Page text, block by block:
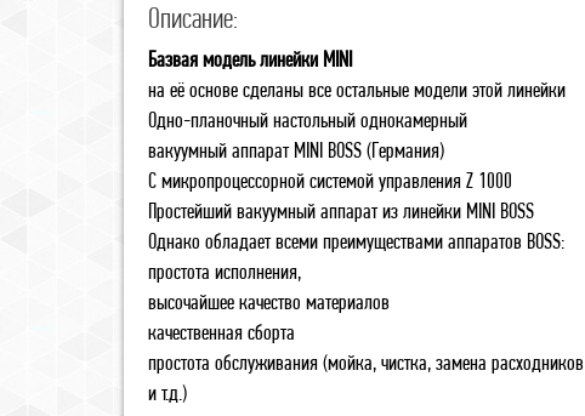
Описание:
Базвая модель линейки MINI
на её основе сделаны все остальные модели этой линейки
Одно-планочный настольный однокамерный
вакуумный аппарат MINI BOSS (Германия)
С микропроцессорной системой управления Z 1000
Простейший вакуумный аппарат из линейки MINI BOSS
Однако обладает всеми преимуществами аппаратов ВOSS:
простота исполнения,
высочайшее качество материалов
качественная сборта
простота обслуживания (мойка, чистка, замена расходников
и т.д.)